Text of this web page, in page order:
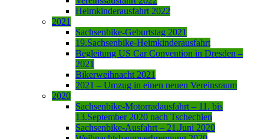
Heimkinderausfahrt 2022
2021
Sachsenbike-Geburtstag 2021
19.Sachsenbike-Heimkinderausfahrt
Begleitung US Car Convention in Dresden –
2021
Bikerweihnacht 2021
2021 – Umzug in einen neuen Vereinsraum
2020
Sachsenbike-Motorradausfahrt – 11. bis
13.September 2020 nach Tschechien
Sachsenbike-Ausfahrt – 21.Juni 2020